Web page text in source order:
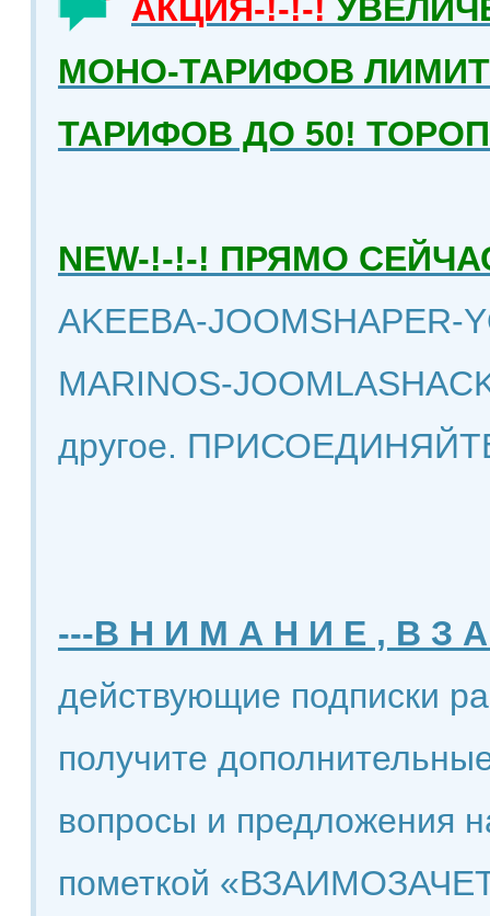
АКЦИЯ-!-!-!
МОНО-ТАРИФОВ
ТАРИФОВ ДО 50!
NEW-!-!-! ПРЯМО
AKEEBA-JOOMSHAPER-
MARINOS-
другое.
---В Н И М А Н И Е , В З
действующие подписки
получите
вопросы и предложения
пометкой